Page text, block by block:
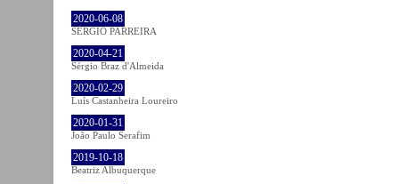
2020-06-08
SÉRGIO PARREIRA
2020-04-21
Sérgio Braz d'Almeida
2020-02-29
Luís Castanheira Loureiro
2020-01-31
João Paulo Serafim
2019-10-18
Beatriz Albuquerque